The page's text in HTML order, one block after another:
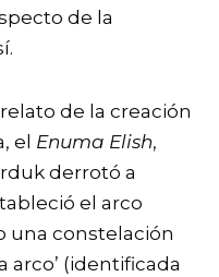
de la
de la creación
el Enuma Elish,
derrotó a
el arco
una constelación
arco’ (identificada